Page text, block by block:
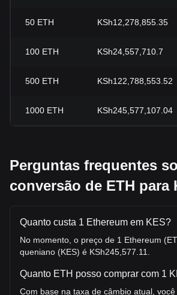
50 ETH KSh12,278,855.35
100 ETH KSh24,557,710.7
500 ETH KSh122,788,553.52
1000 ETH KSh245,577,107.04
Perguntas frequentes
conversão de ETH para
Quanto custa 1 Ethereum em KES?
No momento, o preço de 1 Ethereum
queniano (KES) é KSh245,577.11.
Quanto ETH posso comprar com 1
Com base na taxa de câmbio atual, você